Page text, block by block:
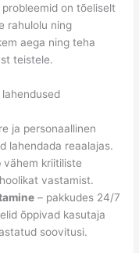
on tõeliselt
rahulolu ning
aega ning teha
teistele.
ja personaallinen
lahendada reaalajas.
vähem kriitiliste
vastamist.
– pakkudes 24/7
õppivad kasutaja
soovitusi.